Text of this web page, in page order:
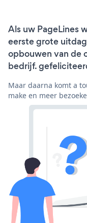
Als uw PageLines
eerste grote
opbouwen van de
bedrijf.
Maar daarna komt a
make en meer